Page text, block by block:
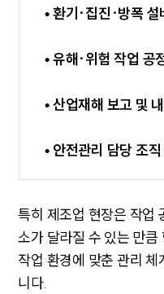
• 환기·집진·방폭
• 유해·위험 작업 공
• 산업재해 보고 및
• 안전관리 담당 조
특히 제조업 현장은 작업
소가 달라질 수 있는 만
작업 환경에 맞춘 관리
니다.